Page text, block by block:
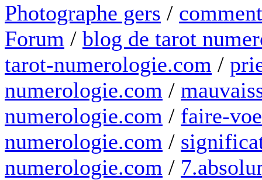
Photographe gers /
Forum / blog de tarot
tarot-numerologie.com /
numerologie.com /
numerologie.com / faire-
numerologie.com /
numerologie.com /